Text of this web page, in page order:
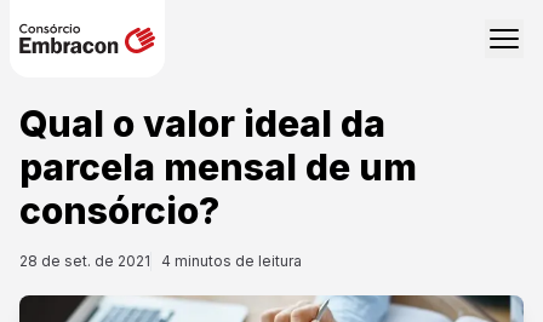
Qual o valor ideal da
parcela mensal de um
consórcio?
28 de set. de 2021 4 minutos de leitura